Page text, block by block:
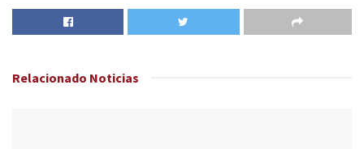
Relacionado Noticias